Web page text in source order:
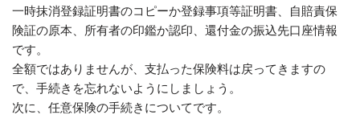
一時抹消登録証明書のコピーか登録事項等証明書、自賠責保
険証の原本、所有者の印鑑か認印、還付金の振込先口座情報
です。
全額ではありませんが、支払った保険料は戻ってきますの
で、手続きを忘れないようにしましょう。
次に、任意保険の手続きについてです。